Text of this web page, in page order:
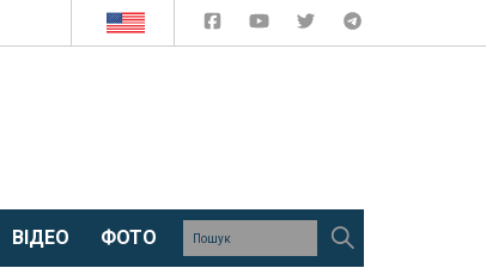
ВІДЕО ФОТО